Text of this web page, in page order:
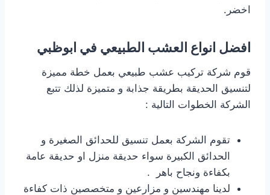
اخضر.
افضل انواع العشب الطبيعي في ابوظبي
قوم شركة تركيب عشب طبيعي بعمل خطة مميزة
لتنسيق الحديقة بطريقة جذابة و متميزة لذلك تتبع
الشركة الخطوات التالية :
تقوم الشركة بعمل تنسيق للحدائق الصغيرة و
الحدائق الكبيرة سواء حديقة منزل او حديقة عامة
بكفاءة ونجاح باهر .
لدينا مهندسين و مزارعين و متخصصين ذات كفاءة